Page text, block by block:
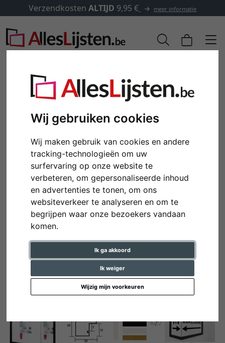
Wij gebruiken cookies
Wij maken gebruik van cookies en andere
tracking-technologieën om uw
surfervaring op onze website te
verbeteren, om gepersonaliseerde inhoud
en advertenties te tonen, om ons
websiteverkeer te analyseren en om te
begrijpen waar onze bezoekers vandaan
komen.
Ik ga akkoord
Ik weiger
Wijzig mijn voorkeuren
Verzendkosten ALTIJD 9,95 € meer informatie
Terug